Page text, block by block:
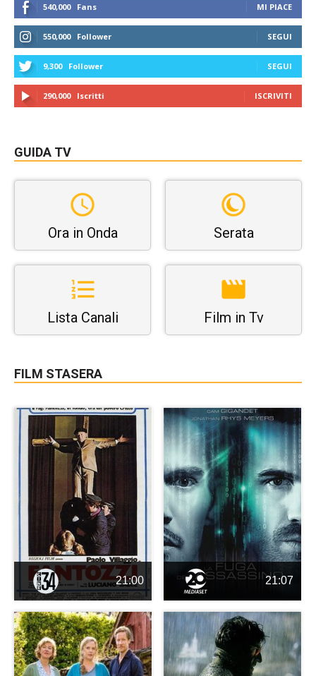
540,000 Fans MI PIACE
550,000 Follower SEGUI
9,300 Follower SEGUI
290,000 Iscritti ISCRIVITI
GUIDA TV
Ora in Onda Serata
Lista Canali Film in Tv
FILM STASERA
21:00 21:07